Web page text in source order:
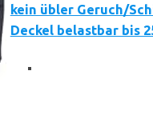
kein übler Geruch/
Deckel belastbar bis